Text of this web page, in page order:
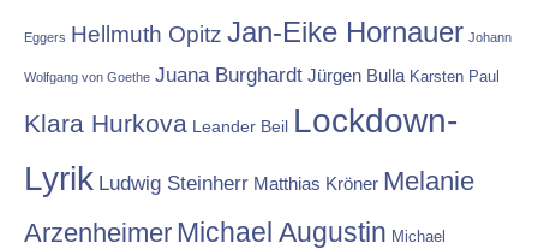
Eggers Hellmuth Opitz Jan-Eike Hornauer Johann
Wolfgang von Goethe Juana Burghardt Jürgen Bulla Karsten Paul
Klara Hurkova Leander Beil Lockdown-
Lyrik Ludwig Steinherr Matthias Kröner Melanie
Arzenheimer Michael Augustin Michael